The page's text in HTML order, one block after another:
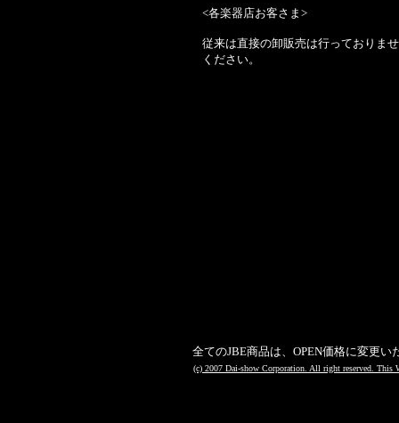
全てのJBE商品は、OPEN価格に変更い
(c) 2007 Dai-show Corporation. All right reserved. This
<各楽器店お客さま>
従来は直接の卸販売は行っておりま
ください。